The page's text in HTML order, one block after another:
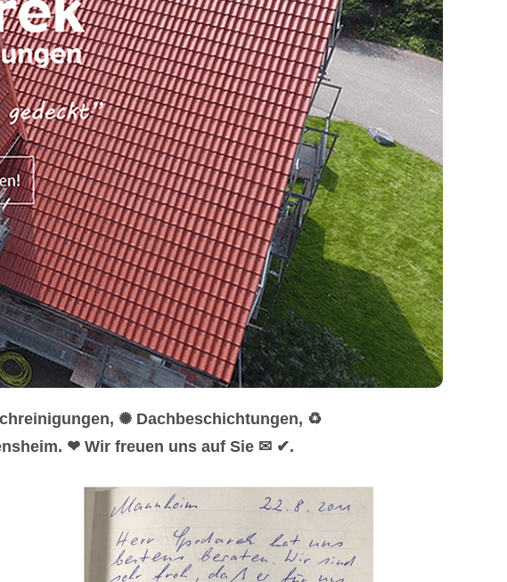
✺ Dachbeschichtungen, ♻
❤ Wir freuen uns auf Sie ✉ ✔.